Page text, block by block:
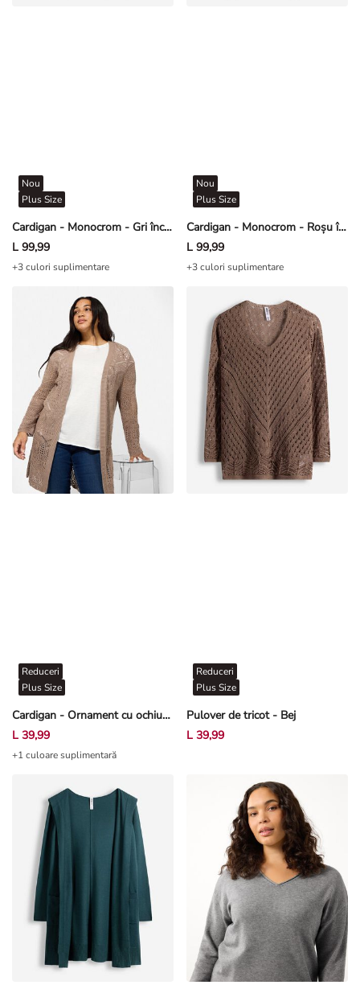
Cardigan - Monocrom - Gri închis
Nou
Plus Size
L 99,99
+3 culori suplimentare
Cardigan - Monocrom - Roșu închis
Nou
Plus Size
L 99,99
+3 culori suplimentare
Cardigan - Ornament cu ochiuri - Bej
Reduceri
Plus Size
L 39,99
+1 culoare suplimentară
Pulover de tricot - Bej
Reduceri
Plus Size
L 39,99